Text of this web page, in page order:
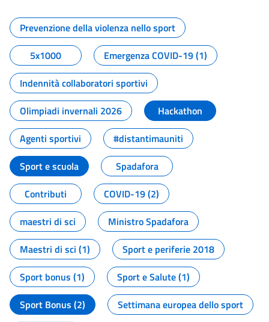
Tutti i contenuti della pagina
Prevenzione della violenza nello sport
5x1000
Emergenza COVID-19 (1)
Indennità collaboratori sportivi
Olimpiadi invernali 2026
Hackathon
Agenti sportivi
#distantimauniti
Sport e scuola
Spadafora
Contributi
COVID-19 (2)
maestri di sci
Ministro Spadafora
Maestri di sci (1)
Sport e periferie 2018
Sport bonus (1)
Sport e Salute (1)
Sport Bonus (2)
Settimana europea dello sport